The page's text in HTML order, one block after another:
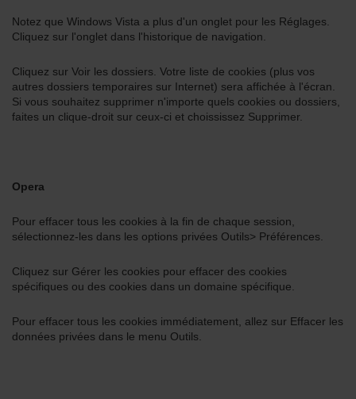
Notez que Windows Vista a plus d'un onglet pour les Réglages.
Cliquez sur l'onglet dans l'historique de navigation.
Cliquez sur Voir les dossiers. Votre liste de cookies (plus vos
autres dossiers temporaires sur Internet) sera affichée à l'écran.
Si vous souhaitez supprimer n'importe quels cookies ou dossiers,
faites un clique-droit sur ceux-ci et choississez Supprimer.
Opera
Pour effacer tous les cookies à la fin de chaque session,
sélectionnez-les dans les options privées Outils> Préférences.
Cliquez sur Gérer les cookies pour effacer des cookies
spécifiques ou des cookies dans un domaine spécifique.
Pour effacer tous les cookies immédiatement, allez sur Effacer les
données privées dans le menu Outils.